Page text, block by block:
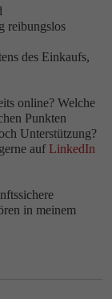
reibungslos
des Einkaufs,
online? Welche
Punkten
Unterstützung?
auf LinkedIn
in meinem